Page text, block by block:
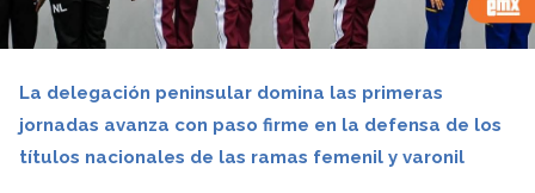
La delegación peninsular domina las primeras
jornadas avanza con paso firme en la defensa de los
títulos nacionales de las ramas femenil y varonil